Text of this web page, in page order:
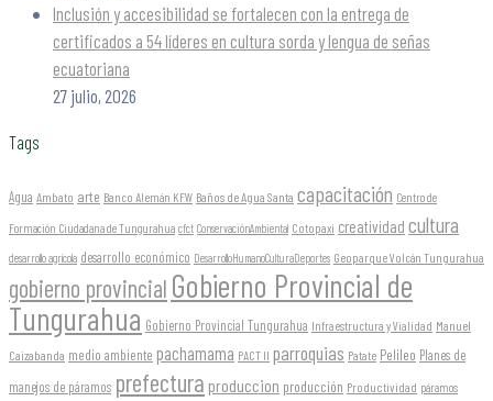
Inclusión y accesibilidad se fortalecen con la entrega de
certificados a 54 líderes en cultura sorda y lengua de señas
ecuatoriana
27 julio, 2026
Tags
Agua Ambato arte Banco Alemán KFW Baños de Agua Santa capacitación Centro de
Formación Ciudadana de Tungurahua cfct ConservaciónAmbiental Cotopaxi creatividad cultura
desarrollo agrícola desarrollo económico DesarrolloHumanoCulturaDeportes Geoparque Volcán Tungurahua
gobierno provincial Gobierno Provincial de
Tungurahua Gobierno Provincial Tungurahua Infraestructura y Vialidad Manuel
Caizabanda medio ambiente pachamama PACT II parroquias Patate Pelileo Planes de
manejos de páramos prefectura produccion producción Productividad páramos